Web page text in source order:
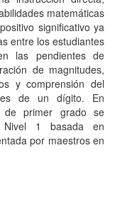
matemáticas
significativo ya
entre los estudiantes
las pendientes de
de magnitudes,
y comprensión del
de un dígito. En
de primer grado se
Nivel 1 basada en
por maestros en